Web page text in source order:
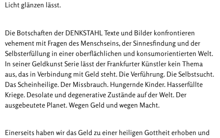
Licht glänzen lässt.
Die Botschaften der DENKSTAHL Texte und Bilder konfrontieren
vehement mit Fragen des Menschseins, der Sinnesfindung und der
Selbsterfüllung in einer oberflächlichen und konsumorientierten Welt.
In seiner Geldkunst Serie lässt der Frankfurter Künstler kein Thema
aus, das in Verbindung mit Geld steht. Die Verführung. Die Selbstsucht.
Das Scheinheilige. Der Missbrauch. Hungernde Kinder. Hasserfüllte
Kriege. Desolate und degenerative Zustände auf der Welt. Der
ausgebeutete Planet. Wegen Geld und wegen Macht.
Einerseits haben wir das Geld zu einer heiligen Gottheit erhoben und